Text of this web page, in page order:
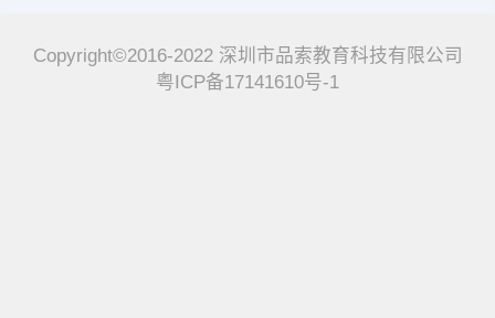
Copyright©2016-2022 深圳市品索教育科技有限公司
粤ICP备17141610号-1